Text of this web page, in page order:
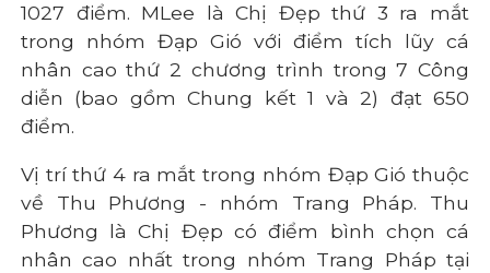
1027 điểm. MLee là Chị Đẹp thứ 3 ra mắt
trong nhóm Đạp Gió với điểm tích lũy cá
nhân cao thứ 2 chương trình trong 7 Công
diễn (bao gồm Chung kết 1 và 2) đạt 650
điểm.
Vị trí thứ 4 ra mắt trong nhóm Đạp Gió thuộc
về Thu Phương - nhóm Trang Pháp. Thu
Phương là Chị Đẹp có điểm bình chọn cá
nhân cao nhất trong nhóm Trang Pháp tại